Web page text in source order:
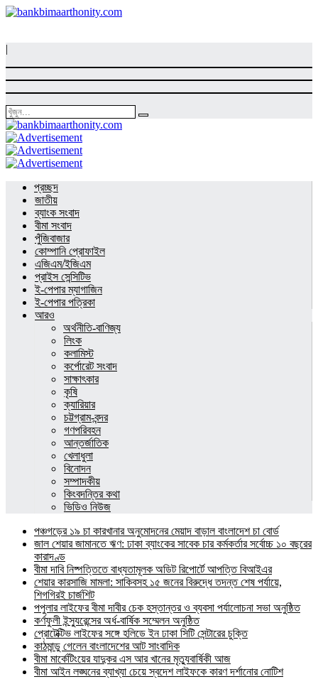
|
প্রচ্ছদ
জাতীয়
ব্যাংক সংবাদ
বীমা সংবাদ
পুঁজিবাজার
কোম্পানি প্রোফাইল
এজিএম/ইজিএম
প্রাইস সেন্সিটিভ
ই-পেপার ম্যাগাজিন
ই-পেপার পত্রিকা
আরও
অর্থনীতি-বাণিজ্য
লিংক
কলামিস্ট
কর্পোরেট সংবাদ
সাক্ষাৎকার
কৃষি
ক্যারিয়ার
চট্টগ্রাম-বন্দর
গণপরিবহন
আন্তর্জাতিক
খেলাধুলা
বিনোদন
সম্পাদকীয়
কিংবদন্তির কথা
ভিডিও নিউজ
পঞ্চগড়ের ১৯ চা কারখানার অনুমোদনের মেয়াদ বাড়াল বাংলাদেশ চা বোর্ড
জাল শেয়ার জামানতে ঋণ: ঢাকা ব্যাংকের সাবেক চার কর্মকর্তার সর্বোচ্চ ১০ বছরের
কারাদণ্ড
বীমা দাবি নিষ্পত্তিতে বাধ্যতামূলক অডিট রিপোর্টে আপত্তি বিআইএর
শেয়ার কারসাজি মামলা: সাকিবসহ ১৫ জনের বিরুদ্ধে তদন্ত শেষ পর্যায়ে,
শিগগিরই চার্জশিট
পপুলার লাইফের বীমা দাবীর চেক হস্তান্তর ও ব্যবসা পর্যালোচনা সভা অনুষ্ঠিত
কর্ণফুলী ইন্স্যুরেন্সের অর্ধ-বার্ষিক সম্মেলন অনুষ্ঠিত
প্রোটেক্টিভ লাইফের সঙ্গে হলিডে ইন ঢাকা সিটি সেন্টারের চুক্তি
কাঠমান্ডু গেলেন বাংলাদেশের আট সাংবাদিক
বীমা মার্কেটিংয়ের যাদুকর এস আর খানের মৃত্যুবার্ষিকী আজ
বীমা আইন লঙ্ঘনের ব্যাখ্যা চেয়ে স্বদেশ লাইফকে কারণ দর্শানোর নোটিশ